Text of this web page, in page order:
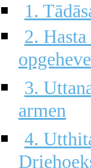
1.
2.
3.
armen
4.